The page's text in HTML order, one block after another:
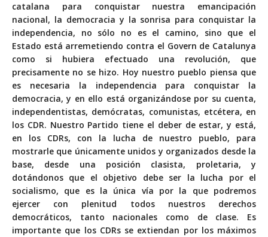
catalana para conquistar nuestra emancipación
nacional, la democracia y la sonrisa para conquistar la
independencia, no sólo no es el camino, sino que el
Estado está arremetiendo contra el Govern de Catalunya
como si hubiera efectuado una revolución, que
precisamente no se hizo. Hoy nuestro pueblo piensa que
es necesaria la independencia para conquistar la
democracia, y en ello está organizándose por su cuenta,
independentistas, demócratas, comunistas, etcétera, en
los CDR. Nuestro Partido tiene el deber de estar, y está,
en los CDRs, con la lucha de nuestro pueblo, para
mostrarle que únicamente unidos y organizados desde la
base, desde una posición clasista, proletaria, y
dotándonos que el objetivo debe ser la lucha por el
socialismo, que es la única vía por la que podremos
ejercer con plenitud todos nuestros derechos
democráticos, tanto nacionales como de clase. Es
importante que los CDRs se extiendan por los máximos